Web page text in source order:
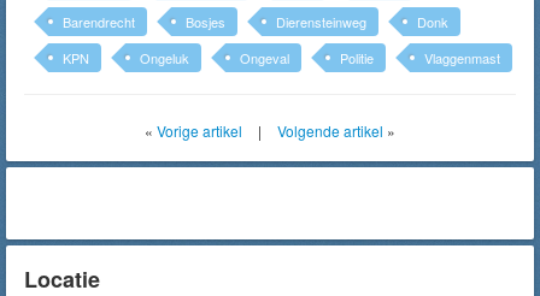
Barendrecht
Bosjes Dierensteinweg
Donk
KPN
Ongeluk Ongeval Politie Vlaggenmast
« Vorige artikel | Volgende artikel »
Locatie